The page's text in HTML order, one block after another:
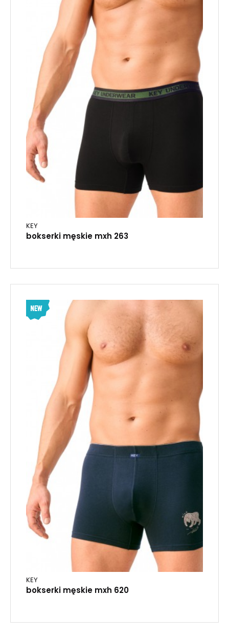
KEY
bokserki męskie mxh 263
KEY
bokserki męskie mxh 620